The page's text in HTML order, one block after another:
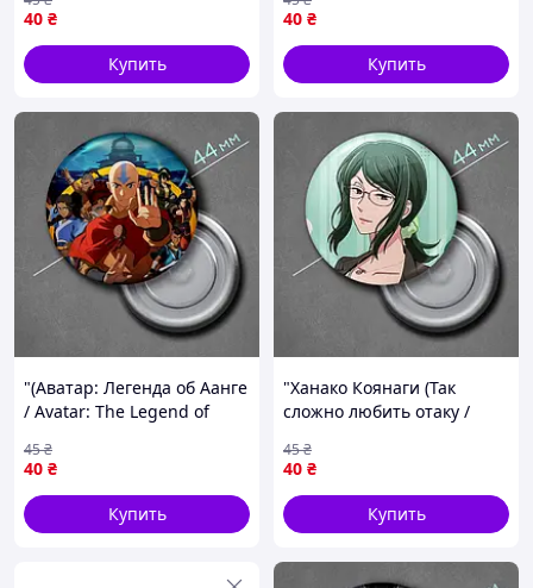
40 ₴
Купить
40 ₴
Купить
"(Аватар: Легенда об Аанге
/ Avatar: The Legend of
мм
40 ₴
45₴
Купить
"Ханако Коянаги (Так
сложно любить отаку /
магнит круглый Ø44 мм
40 ₴
45₴
Купить